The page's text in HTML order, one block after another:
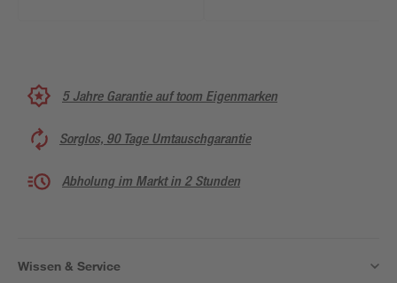
5 Jahre Garantie auf toom Eigenmarken
Sorglos, 90 Tage Umtauschgarantie
Abholung im Markt in 2 Stunden
Wissen & Service